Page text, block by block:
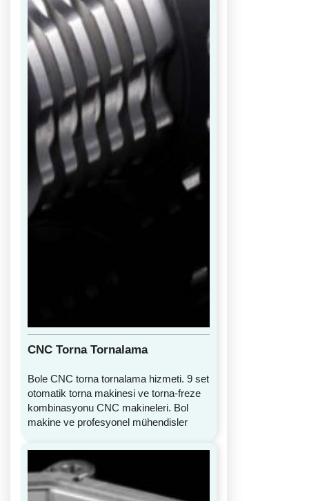
CNC Torna Tornalama
Bole CNC torna tornalama hizmeti. 9 set
otomatik torna makinesi ve torna-freze
kombinasyonu CNC makineleri. Bol
makine ve profesyonel mühendisler